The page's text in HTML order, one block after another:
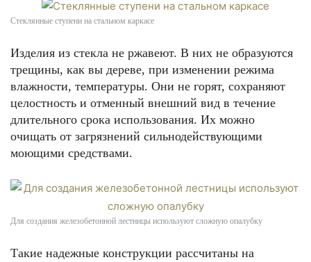
Стеклянные ступени на стальном каркасе
Изделия из стекла не ржавеют. В них не образуются
трещины, как вы дереве, при изменении режима
влажности, температуры. Они не горят, сохраняют
целостность и отменный внешний вид в течение
длительного срока использования. Их можно
очищать от загрязнений сильнодействующими
моющими средствами.
Для создания железобетонной лестницы используют сложную опалубку
Такие надежные конструкции рассчитаны на